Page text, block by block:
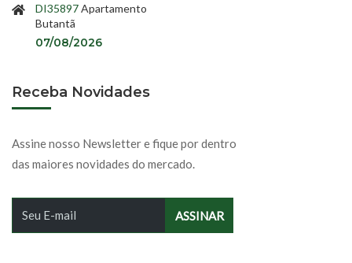
DI35897Apartamento
Butantã
07/08/2026
Receba Novidades
Assine nosso Newsletter e fique por dentro
das maiores novidades do mercado.